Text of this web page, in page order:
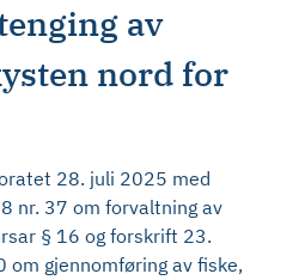
av
nord for
28. juli 2025 med
nr. 37 om forvaltning av
§ 16 og forskrift 23.
gjennomføring av fiske,